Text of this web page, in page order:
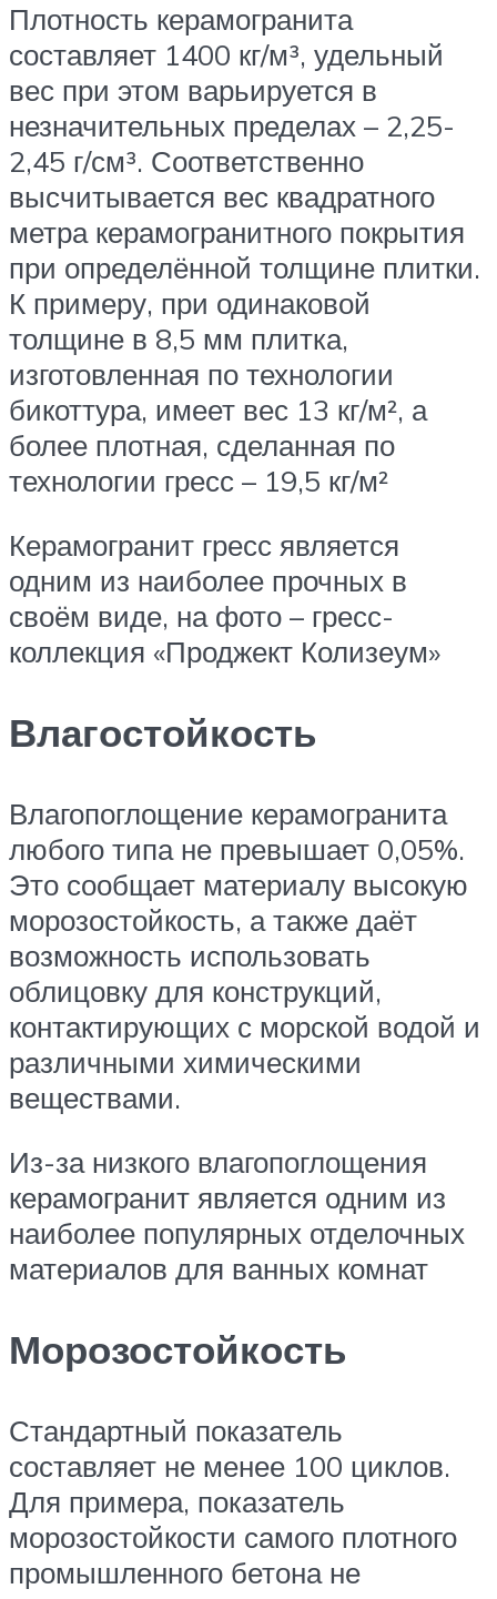
Плотность керамогранита
составляет 1400 кг/м³, удельный
вес при этом варьируется в
незначительных пределах – 2,25-
2,45 г/см³. Соответственно
высчитывается вес квадратного
метра керамогранитного покрытия
при определённой толщине плитки.
К примеру, при одинаковой
толщине в 8,5 мм плитка,
изготовленная по технологии
бикоттура, имеет вес 13 кг/м², а
более плотная, сделанная по
технологии гресс – 19,5 кг/м²
Керамогранит гресс является
одним из наиболее прочных в
своём виде, на фото – гресс-
коллекция «Проджект Колизеум»
Влагостойкость
Влагопоглощение керамогранита
любого типа не превышает 0,05%.
Это сообщает материалу высокую
морозостойкость, а также даёт
возможность использовать
облицовку для конструкций,
контактирующих с морской водой и
различными химическими
веществами.
Из-за низкого влагопоглощения
керамогранит является одним из
наиболее популярных отделочных
материалов для ванных комнат
Морозостойкость
Стандартный показатель
составляет не менее 100 циклов.
Для примера, показатель
морозостойкости самого плотного
промышленного бетона не